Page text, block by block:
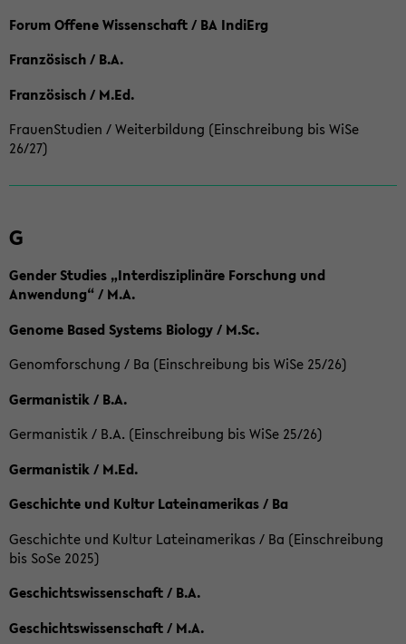
Forum Offene Wissenschaft / BA IndiErg
Französisch / B.A.
Französisch / M.Ed.
FrauenStudien / Weiterbildung (Einschreibung bis WiSe
26/27)
G
Gender Studies „Interdisziplinäre Forschung und
Anwendung“ / M.A.
Genome Based Systems Biology / M.Sc.
Genomforschung / Ba (Einschreibung bis WiSe 25/26)
Germanistik / B.A.
Germanistik / B.A. (Einschreibung bis WiSe 25/26)
Germanistik / M.Ed.
Geschichte und Kultur Lateinamerikas / Ba
Geschichte und Kultur Lateinamerikas / Ba (Einschreibung
bis SoSe 2025)
Geschichtswissenschaft / B.A.
Geschichtswissenschaft / M.A.